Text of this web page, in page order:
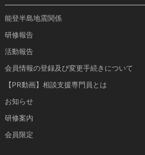
能登半島地震関係
研修報告
活動報告
会員情報の登録及び変更手続きについて
【PR動画】相談支援専門員とは
お知らせ
研修案内
会員限定